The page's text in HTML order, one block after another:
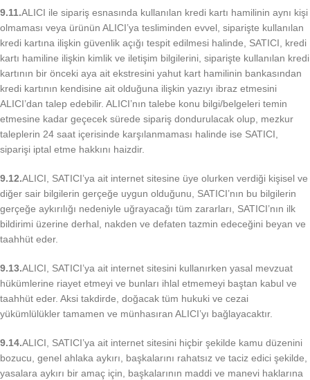
9.11.ALICI ile sipariş esnasında kullanılan kredi kartı hamilinin aynı kişi
olmaması veya ürünün ALICI’ya tesliminden evvel, siparişte kullanılan
kredi kartına ilişkin güvenlik açığı tespit edilmesi halinde, SATICI, kredi
kartı hamiline ilişkin kimlik ve iletişim bilgilerini, siparişte kullanılan kredi
kartının bir önceki aya ait ekstresini yahut kart hamilinin bankasından
kredi kartının kendisine ait olduğuna ilişkin yazıyı ibraz etmesini
ALICI’dan talep edebilir. ALICI’nın talebe konu bilgi/belgeleri temin
etmesine kadar geçecek sürede sipariş dondurulacak olup, mezkur
taleplerin 24 saat içerisinde karşılanmaması halinde ise SATICI,
siparişi iptal etme hakkını haizdir.
9.12.ALICI, SATICI’ya ait internet sitesine üye olurken verdiği kişisel ve
diğer sair bilgilerin gerçeğe uygun olduğunu, SATICI’nın bu bilgilerin
gerçeğe aykırılığı nedeniyle uğrayacağı tüm zararları, SATICI’nın ilk
bildirimi üzerine derhal, nakden ve defaten tazmin edeceğini beyan ve
taahhüt eder.
9.13.ALICI, SATICI’ya ait internet sitesini kullanırken yasal mevzuat
hükümlerine riayet etmeyi ve bunları ihlal etmemeyi baştan kabul ve
taahhüt eder. Aksi takdirde, doğacak tüm hukuki ve cezai
yükümlülükler tamamen ve münhasıran ALICI’yı bağlayacaktır.
9.14.ALICI, SATICI’ya ait internet sitesini hiçbir şekilde kamu düzenini
bozucu, genel ahlaka aykırı, başkalarını rahatsız ve taciz edici şekilde,
yasalara aykırı bir amaç için, başkalarının maddi ve manevi haklarına